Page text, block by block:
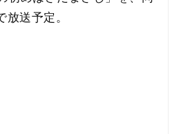
送予定。